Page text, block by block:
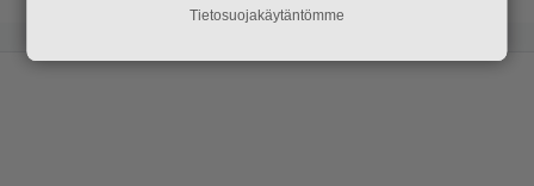
Tietosuojakäytäntömme